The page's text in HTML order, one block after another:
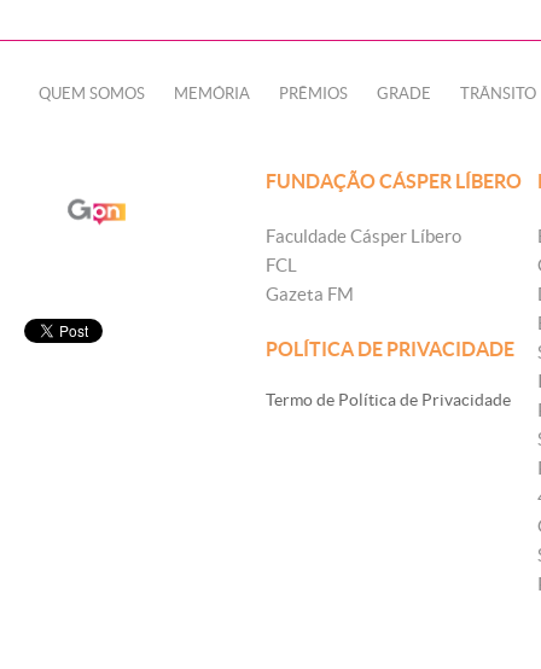
QUEM SOMOS MEMÓRIA PRÊMIOS GRADE TRÂNSITO
FUNDAÇÃO CÁSPER LÍBERO
Faculdade Cásper Líbero
FCL
Gazeta FM
POLÍTICA DE PRIVACIDADE
Termo de Política de Privacidade